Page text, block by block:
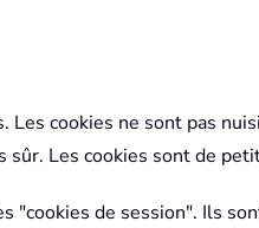
Les cookies ne sont pas
Les cookies sont de
"cookies de session". Ils